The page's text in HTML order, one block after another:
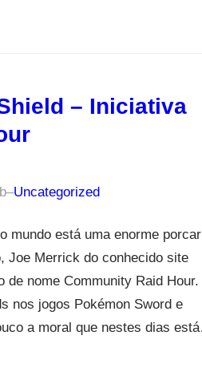
– Iniciativa
–Uncategorized
mundo está uma enorme
Joe Merrick do conhecido site
de nome Community Raid Hour.
nos jogos Pokémon Sword e
a moral que nestes dias